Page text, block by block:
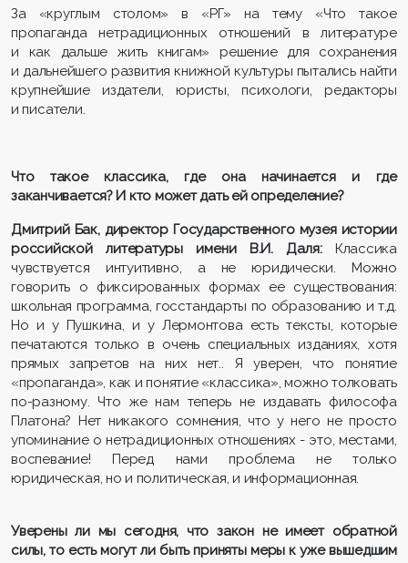
За «круглым столом» в «РГ» на тему «Что такое
пропаганда нетрадиционных отношений в литературе
и как дальше жить книгам» решение для сохранения
и дальнейшего развития книжной культуры пытались найти
крупнейшие издатели, юристы, психологи, редакторы
и писатели.
Что такое классика, где она начинается и где
заканчивается? И кто может дать ей определение?
Дмитрий Бак, директор Государственного музея истории
российской литературы имени В.И. Даля: Классика
чувствуется интуитивно, а не юридически. Можно
говорить о фиксированных формах ее существования:
школьная программа, госстандарты по образованию и т.д.
Но и у Пушкина, и у Лермонтова есть тексты, которые
печатаются только в очень специальных изданиях, хотя
прямых запретов на них нет.. Я уверен, что понятие
«пропаганда», как и понятие «классика», можно толковать
по-разному. Что же нам теперь не издавать философа
Платона? Нет никакого сомнения, что у него не просто
упоминание о нетрадиционных отношениях - это, местами,
воспевание! Перед нами проблема не только
юридическая, но и политическая, и информационная.
Уверены ли мы сегодня, что закон не имеет обратной
силы, то есть могут ли быть приняты меры к уже вышедшим